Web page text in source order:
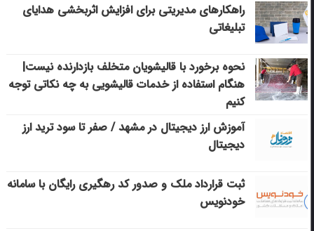
راهکارهای مدیریتی برای افزایش اثربخشی هدایای
تبلیغاتی
نحوه برخورد با قالیشویان متخلف بازدارنده نیست|
هنگام استفاده از خدمات قالیشویی به چه نکاتی توجه
کنیم
آموزش ارز دیجیتال در مشهد / صفر تا سود ترید ارز
دیجیتال
ثبت قرارداد ملک و صدور کد رهگیری رایگان با سامانه
خودنویس